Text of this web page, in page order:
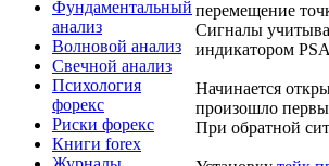
Фундаментальный
анализ
Волновой анализ
Свечной анализ
Психология
форекс
Риски форекс
Книги forex
перемещение
Сигналы
индикатором
Начинается
произошло
При обратной